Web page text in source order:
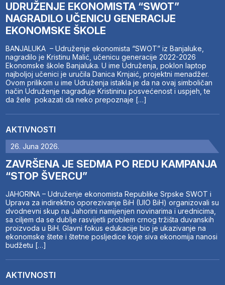
UDRUŽENJE EKONOMISTA “SWOT”
NAGRADILO UČENICU GENERACIJE
EKONOMSKE ŠKOLE
BANJALUKA – Udruženje ekonomista “SWOT” iz Banjaluke,
nagradilo je Kristinu Malić, učenicu generacije 2022-2026
Ekonomske škole Banjaluka. U ime Udruženja, poklon laptop
najboljoj učenici je uručila Danica Krnjaić, projektni menadžer.
Ovom prilikom u ime Udruženja istakla je da na ovaj simboličan
način Udruženje nagrađuje Kristininu posvećenost i uspjeh, te
da žele pokazati da neko prepoznaje […]
AKTIVNOSTI
26. Juna 2026.
ZAVRŠENA JE SEDMA PO REDU KAMPANJA
“STOP ŠVERCU”
JAHORINA – Udruženje ekonomista Republike Srpske SWOT i
Uprava za indirektno oporezivanje BiH (UIO BiH) organizovali su
dvodnevni skup na Jahorini namijenjen novinarima i urednicima,
sa ciljem da se dublje rasvijetli problem crnog tržišta duvanskih
proizvoda u BiH. Glavni fokus edukacije bio je ukazivanje na
ekonomske štete i štetne posljedice koje siva ekonomija nanosi
budžetu […]
AKTIVNOSTI